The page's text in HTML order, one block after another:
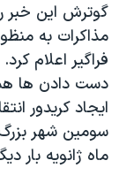
سفر پرزیدنت
گوترش این خبر
مذاکرات به
فراگیر اعلام
ایجاد کریدور
سومین شهر
ماه ژانویه بار